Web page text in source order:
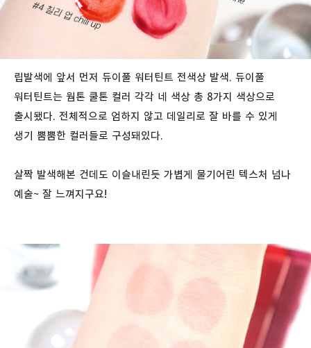
립발색에 앞서 먼저 듀이풀 워터틴트 전색상 발색. 듀이풀
워터틴트는 웜톤 쿨톤 컬러 각각 네 색상 총 8가지 색상으로
출시됐다. 전체적으로 엄하지 않고 데일리로 잘 바를 수 있게
생기 뿜뿜한 컬러들로 구성돼있다.
살짝 발색해본 건데도 이슬내린듯 가볍게 물기어린 텍스처 넘나
예술~ 잘 느껴지구요!